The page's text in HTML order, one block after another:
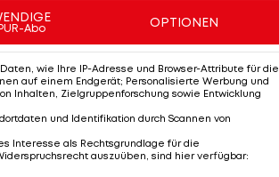
Premier League
Abo OPTIONEN
wie Ihre IP-Adresse und Browser-Attribute für die
auf einem Endgerät; Personalisierte Werbung und
Inhalten, Zielgruppenforschung sowie Entwicklung
und Identifikation durch Scannen von
Interesse als Rechtsgrundlage für die
auszuüben, sind hier verfügbar: